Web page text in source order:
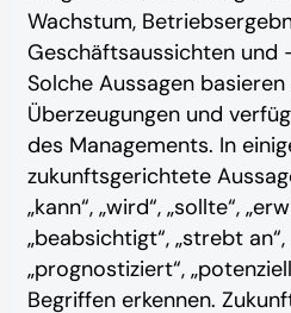
Wachstum,
Geschäftsaussichten und
Solche Aussagen
Überzeugungen und
des Managements. In
zukunftsgerichtete
„kann“, „wird“, „sollte“,
„beabsichtigt“, „strebt an“,
„prognostiziert“,
Begriffen erkennen.